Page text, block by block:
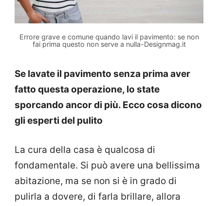
Errore grave e comune quando lavi il pavimento: se non
fai prima questo non serve a nulla-Designmag.it
Se lavate il pavimento senza prima aver
fatto questa operazione, lo state
sporcando ancor di più. Ecco cosa dicono
gli esperti del pulito
La cura della casa è qualcosa di
fondamentale. Si può avere una bellissima
abitazione, ma se non si è in grado di
pulirla a dovere, di farla brillare, allora